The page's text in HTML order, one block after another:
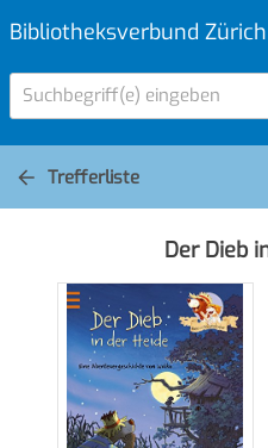
Bibliotheksverbund
Suchbegriff(e) eingeben
Trefferliste
Der Dieb